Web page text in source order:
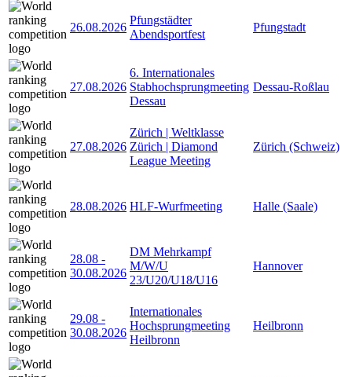
26.08.2026
Pfungstädter
Abendsportfest
Pfungstadt
27.08.2026
6. Internationales
Stabhochsprungmeeting
Dessau
Dessau-Roßlau
27.08.2026
Zürich | Weltklasse
Zürich | Diamond
League Meeting
Zürich (Schweiz)
28.08.2026 HLF-Wurfmeeting Halle (Saale)
28.08 -
30.08.2026
DM Mehrkampf
M/W/U
23/U20/U18/U16
Hannover
29.08 -
30.08.2026
Internationales
Hochsprungmeeting
Heilbronn
Heilbronn